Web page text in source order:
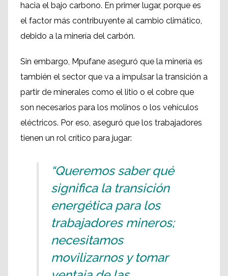
hacia el bajo carbono. En primer lugar, porque es
el factor más contribuyente al cambio climático,
debido a la minería del carbón.
Sin embargo, Mpufane aseguró que la minería es
también el sector que va a impulsar la transición a
partir de minerales como el litio o el cobre que
son necesarios para los molinos o los vehículos
eléctricos. Por eso, aseguró que los trabajadores
tienen un rol crítico para jugar:
“Queremos saber qué
significa la transición
energética para los
trabajadores mineros;
necesitamos
movilizarnos y tomar